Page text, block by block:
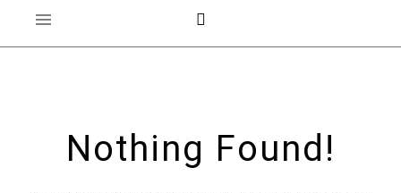
Nothing Found!